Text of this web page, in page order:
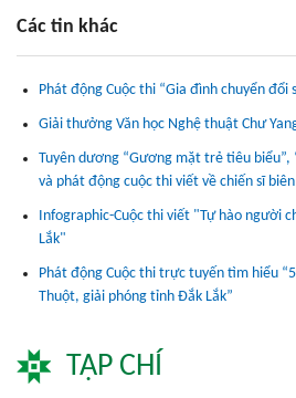
Các tin khác
Phát động Cuộc thi “Gia đình chuyển đổi
Giải thưởng Văn học Nghệ thuật Chư
Tuyên dương “Gương mặt trẻ tiêu
và phát động cuộc thi viết về chiến sĩ
Infographic-Cuộc thi viết "Tự hào người
Lắk"
Phát động Cuộc thi trực tuyến tìm hiểu
Thuột, giải phóng tỉnh Đắk Lắk”
TẠP CHÍ